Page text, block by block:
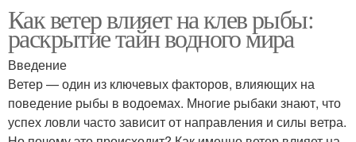
Как ветер влияет на клев рыбы:
раскрытие тайн водного мира
Введение
Ветер — один из ключевых факторов, влияющих на
поведение рыбы в водоемах. Многие рыбаки знают, что
успех ловли часто зависит от направления и силы ветра.